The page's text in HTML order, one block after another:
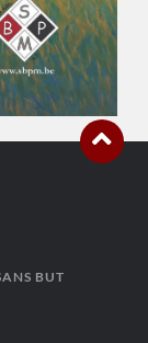
BUT